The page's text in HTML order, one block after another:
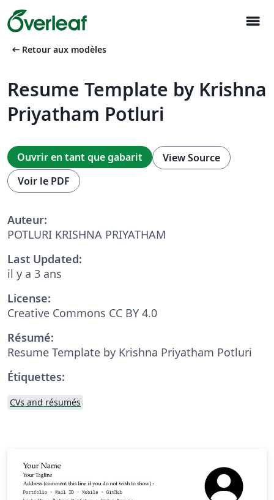
menu
arrow_left_alt Retour aux modèles
Resume Template by Krishna
Priyatham Potluri
Ouvrir en tant que gabarit
View Source
Voir le PDF
Auteur:
POTLURI KRISHNA PRIYATHAM
Last Updated:
il y a 3 ans
License:
Creative Commons CC BY 4.0
Résumé:
Resume Template by Krishna Priyatham Potluri
Étiquettes:
CVs and résumés